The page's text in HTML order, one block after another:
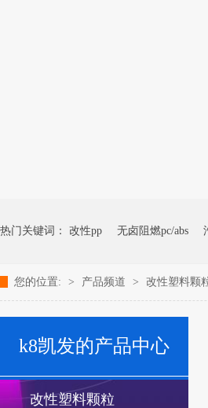
热门关键词： 改性pp 无卤阻燃pc/abs
您的位置: > 产品频道 > 改性塑料颗
k8凯发的产品中心
改性塑料颗粒